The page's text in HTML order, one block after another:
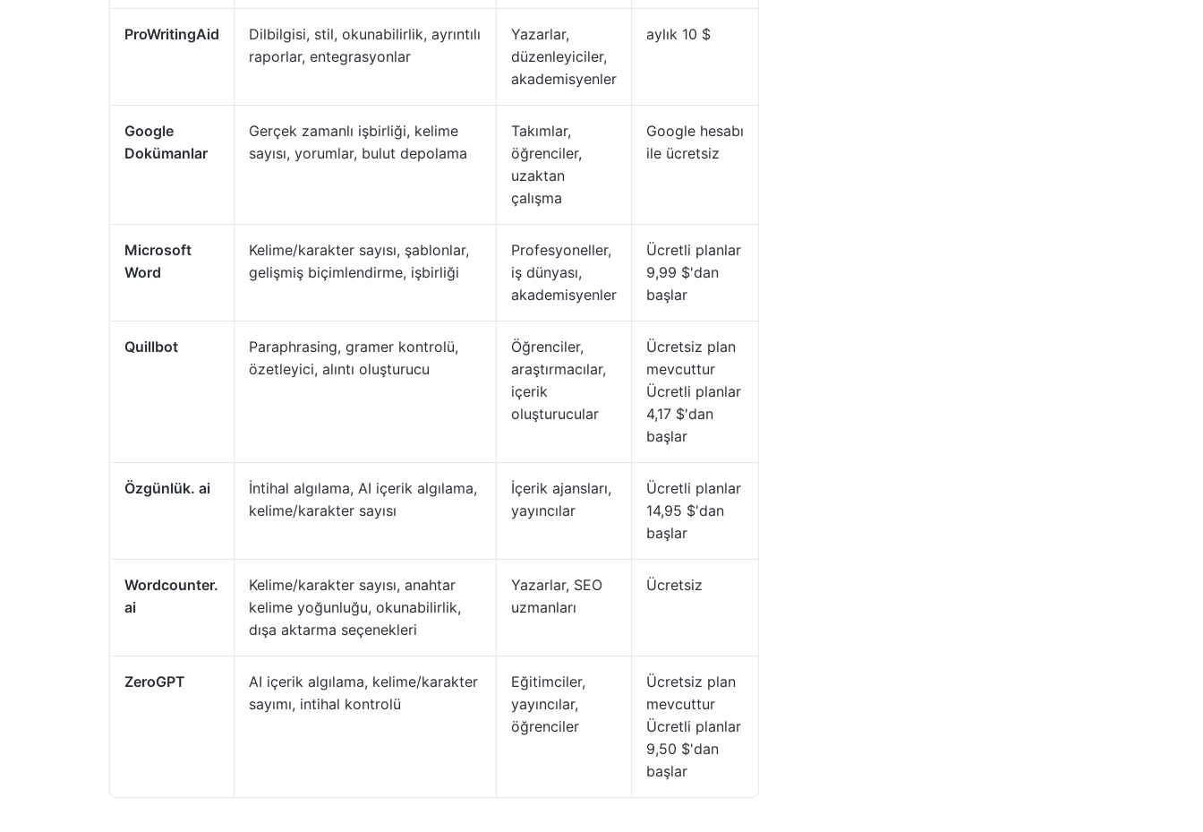
ProWritingAid
Dilbilgisi, stil, okunabilirlik, ayrıntılı
raporlar, entegrasyonlar
Yazarlar,
düzenleyiciler,
akademisyenler
aylık 10 $
Google
Dokümanlar
Gerçek zamanlı işbirliği, kelime
sayısı, yorumlar, bulut depolama
Takımlar,
öğrenciler,
uzaktan
çalışma
Google hesabı
ile ücretsiz
Microsoft
Word
Kelime/karakter sayısı, şablonlar,
gelişmiş biçimlendirme, işbirliği
Profesyoneller,
iş dünyası,
akademisyenler
Ücretli planlar
9,99 $'dan
başlar
Quillbot
Paraphrasing, gramer kontrolü,
özetleyici, alıntı oluşturucu
Öğrenciler,
araştırmacılar,
içerik
oluşturucular
Ücretsiz plan
mevcuttur
Ücretli planlar
4,17 $'dan
başlar
Özgünlük. ai
İntihal algılama, AI içerik algılama,
kelime/karakter sayısı
İçerik ajansları,
yayıncılar
Ücretli planlar
14,95 $'dan
başlar
Wordcounter.
ai
Kelime/karakter sayısı, anahtar
kelime yoğunluğu, okunabilirlik,
dışa aktarma seçenekleri
Yazarlar, SEO
uzmanları
Ücretsiz
ZeroGPT
AI içerik algılama, kelime/karakter
sayımı, intihal kontrolü
Eğitimciler,
yayıncılar,
öğrenciler
Ücretsiz plan
mevcuttur
Ücretli planlar
9,50 $'dan
başlar